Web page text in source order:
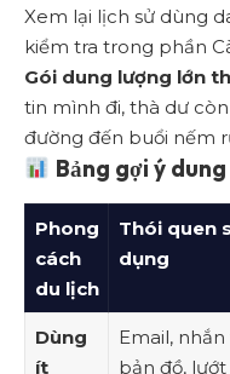
Xem lại lịch sử dùng
kiểm tra trong phần
Gói dung lượng lớn
tin mình đi, thà dư
đường đến buổi nếm
Bảng gợi ý
Phong
cách
du lịch
Thói quen
dụng
Dùng
ít
Email, nhắn
bản đồ,